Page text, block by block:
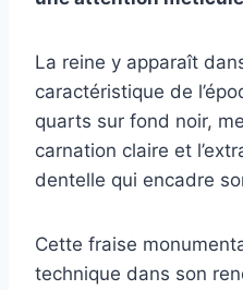
La reine y apparaît
caractéristique de
quarts sur fond noir,
carnation claire et
dentelle qui encadre
Cette fraise
technique dans son